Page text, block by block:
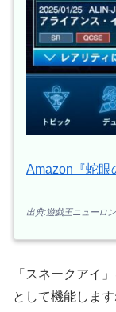
Amazon『蛇眼
出典:遊戯王ニューロン
「スネークアイ
として機能します